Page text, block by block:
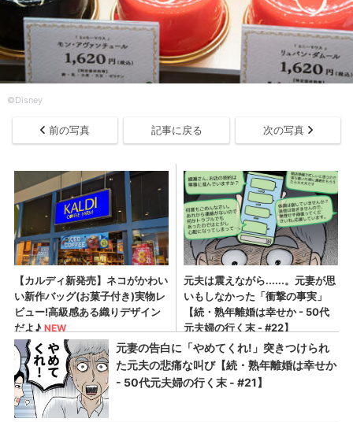
©Disney
前の写真 記事に戻る 次の写真